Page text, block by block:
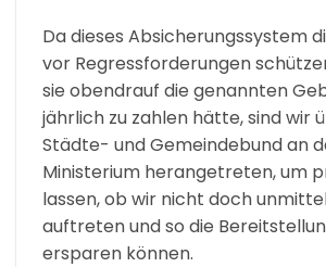
Da dieses Absicherungssystem
vor Regressforderungen
sie obendrauf die genannten
jährlich zu zahlen hätte, sind wir
Städte- und Gemeindebund an
Ministerium herangetreten, um
lassen, ob wir nicht doch
auftreten und so die
ersparen können.